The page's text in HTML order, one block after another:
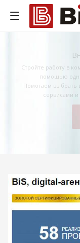
Стройте работу в
помощью
Помогаем выбрать
сервисами и